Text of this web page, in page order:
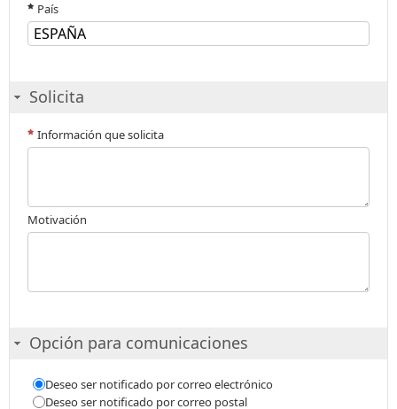
País
Solicita
Información que solicita
Motivación
Opción para comunicaciones
Deseo ser notificado por correo electrónico
Deseo ser notificado por correo postal